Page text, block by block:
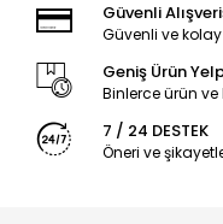
Güvenli
Güvenli ve
Geniş Ürün
Binlerce ürün
7 / 24 DESTEK
Öneri ve